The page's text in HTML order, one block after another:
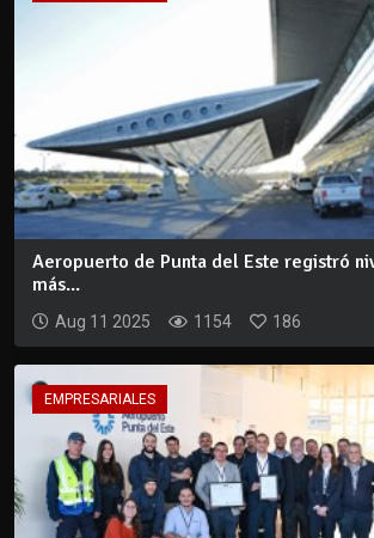
Aeropuerto de Punta del Este registró
más...
Aug 11 2025 1154 186
EMPRESARIALES